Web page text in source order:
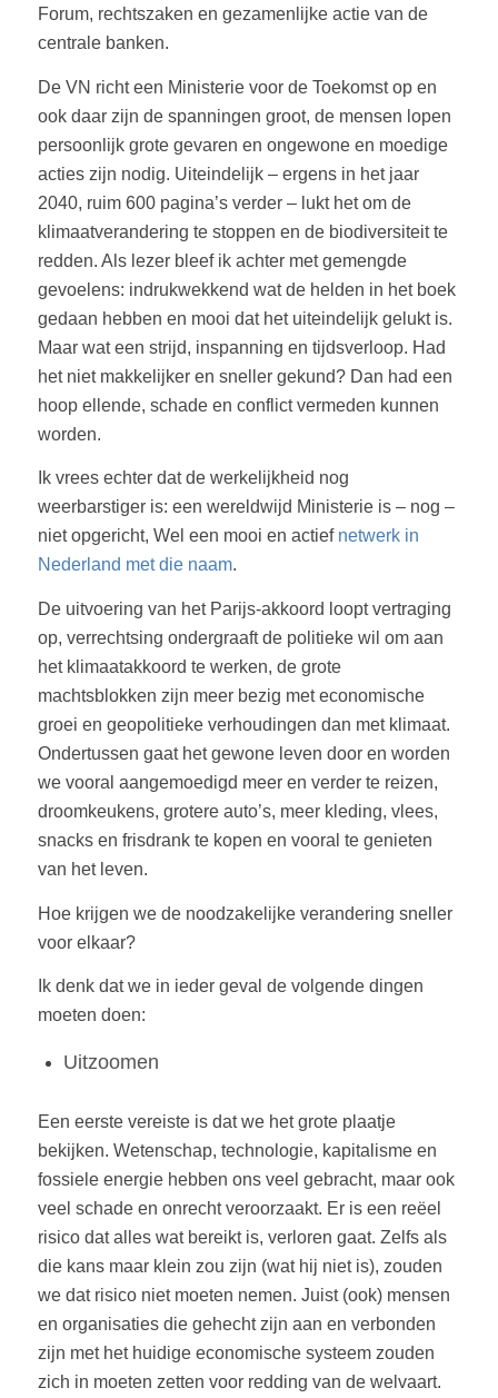
Forum, rechtszaken en gezamenlijke actie van de
centrale banken.
De VN richt een Ministerie voor de Toekomst op en
ook daar zijn de spanningen groot, de mensen lopen
persoonlijk grote gevaren en ongewone en moedige
acties zijn nodig. Uiteindelijk – ergens in het jaar
2040, ruim 600 pagina’s verder – lukt het om de
klimaatverandering te stoppen en de biodiversiteit te
redden. Als lezer bleef ik achter met gemengde
gevoelens: indrukwekkend wat de helden in het boek
gedaan hebben en mooi dat het uiteindelijk gelukt is.
Maar wat een strijd, inspanning en tijdsverloop. Had
het niet makkelijker en sneller gekund? Dan had een
hoop ellende, schade en conflict vermeden kunnen
worden.
Ik vrees echter dat de werkelijkheid nog
weerbarstiger is: een wereldwijd Ministerie is – nog –
niet opgericht, Wel een mooi en actief netwerk in
Nederland met die naam.
De uitvoering van het Parijs-akkoord loopt vertraging
op, verrechtsing ondergraaft de politieke wil om aan
het klimaatakkoord te werken, de grote
machtsblokken zijn meer bezig met economische
groei en geopolitieke verhoudingen dan met klimaat.
Ondertussen gaat het gewone leven door en worden
we vooral aangemoedigd meer en verder te reizen,
droomkeukens, grotere auto’s, meer kleding, vlees,
snacks en frisdrank te kopen en vooral te genieten
van het leven.
Hoe krijgen we de noodzakelijke verandering sneller
voor elkaar?
Ik denk dat we in ieder geval de volgende dingen
moeten doen:
Uitzoomen
Een eerste vereiste is dat we het grote plaatje
bekijken. Wetenschap, technologie, kapitalisme en
fossiele energie hebben ons veel gebracht, maar ook
veel schade en onrecht veroorzaakt. Er is een reëel
risico dat alles wat bereikt is, verloren gaat. Zelfs als
die kans maar klein zou zijn (wat hij niet is), zouden
we dat risico niet moeten nemen. Juist (ook) mensen
en organisaties die gehecht zijn aan en verbonden
zijn met het huidige economische systeem zouden
zich in moeten zetten voor redding van de welvaart.